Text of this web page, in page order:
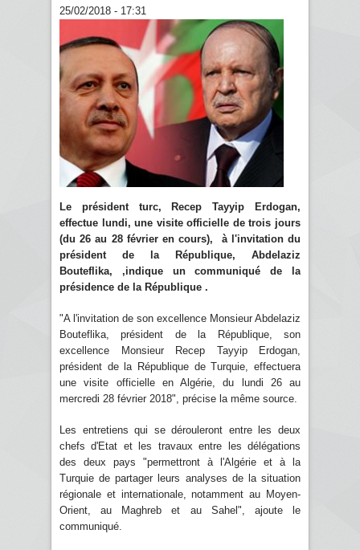
25/02/2018 - 17:31
Le président turc, Recep Tayyip Erdogan,
effectue lundi, une visite officielle de trois jours
(du 26 au 28 février en cours),
à l'invitation du
président de la République, Abdelaziz
Bouteflika, ,indique un communiqué de la
présidence de la République .
"A l'invitation de son excellence Monsieur Abdelaziz
Bouteflika, président de la République, son
excellence Monsieur Recep Tayyip Erdogan,
président de la République de Turquie, effectuera
une visite officielle en Algérie, du lundi 26 au
mercredi 28 février 2018", précise la même source.
Les entretiens qui se dérouleront entre les deux
chefs d'Etat et les travaux entre les délégations
des deux pays "permettront à l'Algérie et à la
Turquie de partager leurs analyses de la situation
régionale et internationale, notamment au Moyen-
Orient, au Maghreb et au Sahel", ajoute le
communiqué.